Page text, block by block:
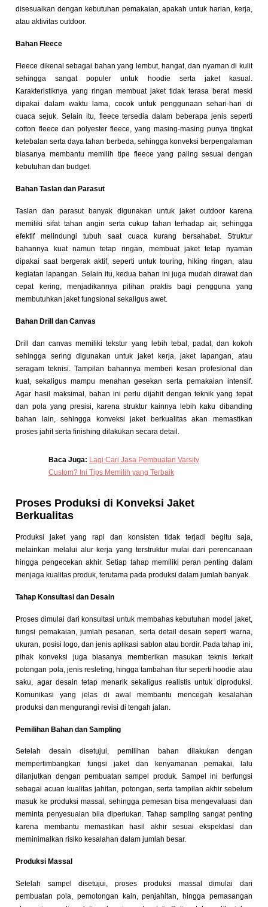
disesuaikan dengan kebutuhan pemakaian, apakah untuk harian, kerja,
atau aktivitas outdoor.
Bahan Fleece
Fleece dikenal sebagai bahan yang lembut, hangat, dan nyaman di kulit
sehingga sangat populer untuk hoodie serta jaket kasual.
Karakteristiknya yang ringan membuat jaket tidak terasa berat meski
dipakai dalam waktu lama, cocok untuk penggunaan sehari-hari di
cuaca sejuk. Selain itu, fleece tersedia dalam beberapa jenis seperti
cotton fleece dan polyester fleece, yang masing-masing punya tingkat
ketebalan serta daya tahan berbeda, sehingga konveksi berpengalaman
biasanya membantu memilih tipe fleece yang paling sesuai dengan
kebutuhan dan budget.
Bahan Taslan dan Parasut
Taslan dan parasut banyak digunakan untuk jaket outdoor karena
memiliki sifat tahan angin serta cukup tahan terhadap air, sehingga
efektif melindungi tubuh saat cuaca kurang bersahabat. Struktur
bahannya kuat namun tetap ringan, membuat jaket tetap nyaman
dipakai saat bergerak aktif, seperti untuk touring, hiking ringan, atau
kegiatan lapangan. Selain itu, kedua bahan ini juga mudah dirawat dan
cepat kering, menjadikannya pilihan praktis bagi pengguna yang
membutuhkan jaket fungsional sekaligus awet.
Bahan Drill dan Canvas
Drill dan canvas memiliki tekstur yang lebih tebal, padat, dan kokoh
sehingga sering digunakan untuk jaket kerja, jaket lapangan, atau
seragam teknisi. Tampilan bahannya memberi kesan profesional dan
kuat, sekaligus mampu menahan gesekan serta pemakaian intensif.
Agar hasil maksimal, bahan ini perlu dijahit dengan teknik yang tepat
dan pola yang presisi, karena struktur kainnya lebih kaku dibanding
bahan lain, sehingga konveksi jaket berkualitas akan memastikan
proses jahit serta finishing dilakukan secara detail.
Baca Juga: Lagi Cari Jasa Pembuatan Varsity
Custom? Ini Tips Memilih yang Terbaik
Proses Produksi di Konveksi Jaket
Berkualitas
Produksi jaket yang rapi dan konsisten tidak terjadi begitu saja,
melainkan melalui alur kerja yang terstruktur mulai dari perencanaan
hingga pengecekan akhir. Setiap tahap memiliki peran penting dalam
menjaga kualitas produk, terutama pada produksi dalam jumlah banyak.
Tahap Konsultasi dan Desain
Proses dimulai dari konsultasi untuk membahas kebutuhan model jaket,
fungsi pemakaian, jumlah pesanan, serta detail desain seperti warna,
ukuran, posisi logo, dan jenis aplikasi sablon atau bordir. Pada tahap ini,
pihak konveksi juga biasanya memberikan masukan teknis terkait
potongan pola, jenis resleting, hingga tambahan fitur seperti hoodie atau
saku, agar desain tetap menarik sekaligus realistis untuk diproduksi.
Komunikasi yang jelas di awal membantu mencegah kesalahan
produksi dan mengurangi revisi di tengah jalan.
Pemilihan Bahan dan Sampling
Setelah desain disetujui, pemilihan bahan dilakukan dengan
mempertimbangkan fungsi jaket dan kenyamanan pemakai, lalu
dilanjutkan dengan pembuatan sampel produk. Sampel ini berfungsi
sebagai acuan kualitas jahitan, potongan, serta tampilan akhir sebelum
masuk ke produksi massal, sehingga pemesan bisa mengevaluasi dan
meminta penyesuaian bila diperlukan. Tahap sampling sangat penting
karena membantu memastikan hasil akhir sesuai ekspektasi dan
meminimalkan risiko kesalahan dalam jumlah besar.
Produksi Massal
Setelah sampel disetujui, proses produksi massal dimulai dari
pembuatan pola, pemotongan kain, penjahitan, hingga pemasangan